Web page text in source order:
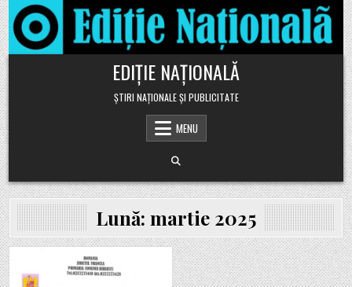
Skip to content
EDIȚIE NAȚIONALĂ
ȘTIRI NAȚIONALE ȘI PUBLICITATE
MENU
Lună: martie 2025
Posted in